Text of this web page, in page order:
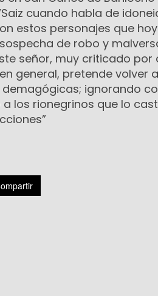
cuando habla de
estos personajes que
de robo y
señor, muy criticado
general, pretende volver
ignorando
los rionegrinos que lo